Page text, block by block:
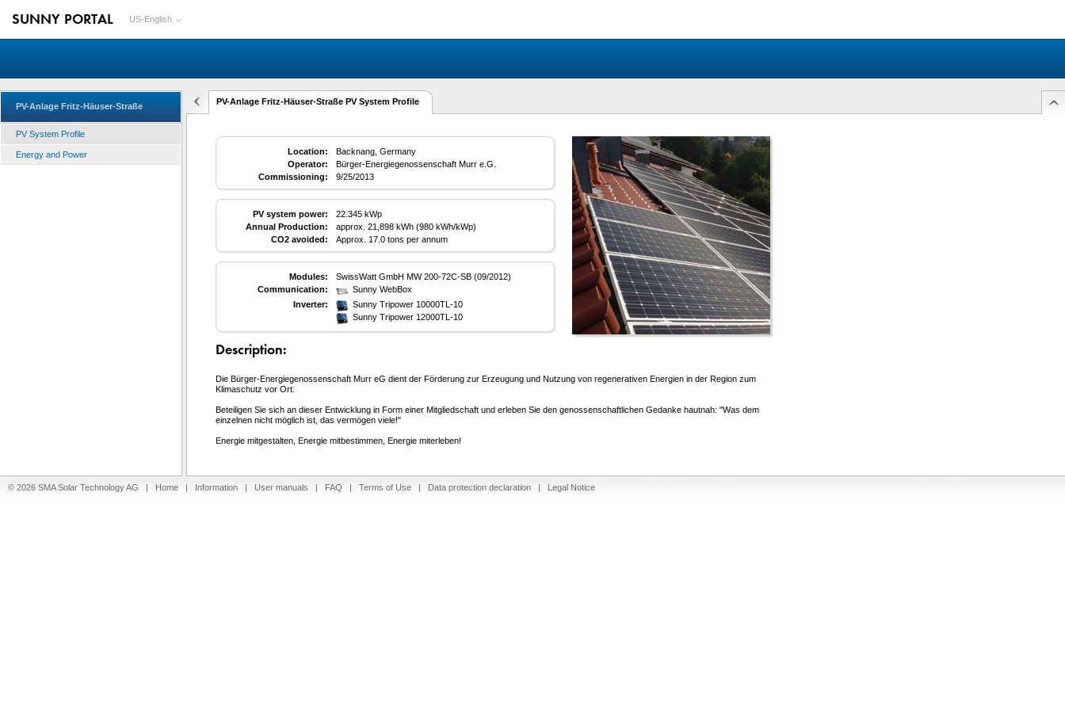
SUNNY PORTAL US-English
PV-Anlage Fritz-Häuser-Straße
PV System Profile
Energy and Power
PV-Anlage Fritz-Häuser-Straße PV System Profile
Location:
Backnang, Germany
Operator:
Bürger-Energiegenossenschaft Murr e.G.
Commissioning:
9/25/2013
PV system power:
22.345 kWp
Annual Production:
approx. 21,898 kWh (980 kWh/kWp)
CO2 avoided:
Approx. 17.0 tons per annum
Modules:
SwissWatt GmbH MW 200-72C-SB (09/2012)
Communication:
Sunny WebBox
Inverter:
Sunny Tripower 10000TL-10
Sunny Tripower 12000TL-10
Description:
Die Bürger-Energiegenossenschaft Murr eG dient der Förderung zur Erzeugung und Nutzung von regenerativen Energien in der Region zum
Klimaschutz vor Ort.
Beteiligen Sie sich an dieser Entwicklung in Form einer Mitgliedschaft und erleben Sie den genossenschaftlichen Gedanke hautnah: "Was dem
einzelnen nicht möglich ist, das vermögen viele!"
Energie mitgestalten, Energie mitbestimmen, Energie miterleben!
© 2026 SMA Solar Technology AG | Home | Information | User manuals | FAQ | Terms of Use | Data protection declaration | Legal Notice